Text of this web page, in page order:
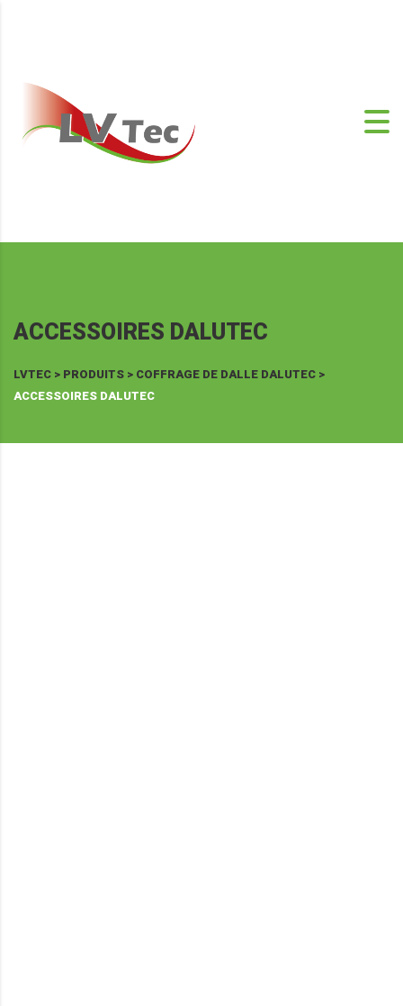
ACCESSOIRES DALUTEC
LVTEC > PRODUITS > COFFRAGE DE DALLE DALUTEC >
ACCESSOIRES DALUTEC